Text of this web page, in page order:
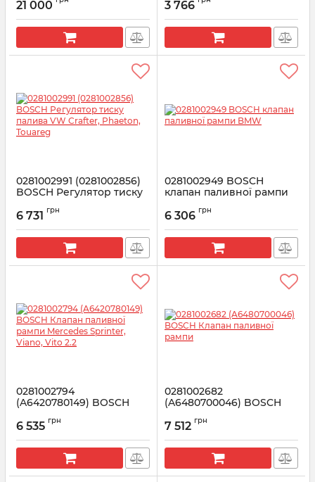
Артикул: 03L130764A
21 000 3.0
Артикул: 0281006032
3 766
0281002991 (0281002856)
BOSCH Регулятор тиску
Phaeton, Touareg
Артикул: 0281002991
6 731 грн
0281002949 BOSCH
клапан паливної рампи
Артикул: 0281002949
6 306 грн
0281002794
(A6420780149) BOSCH
Mercedes Sprinter, Viano,
Артикул: 0281002794
6 535 грн
0281002682
(A6480700046) BOSCH
Артикул:
7 512 грн